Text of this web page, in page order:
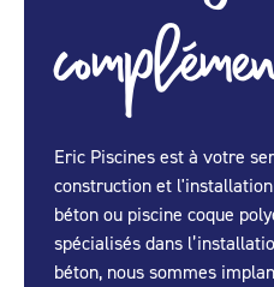
Eric Piscines est à votre
construction et
béton ou piscine coque
spécialisés dans
béton, nous sommes